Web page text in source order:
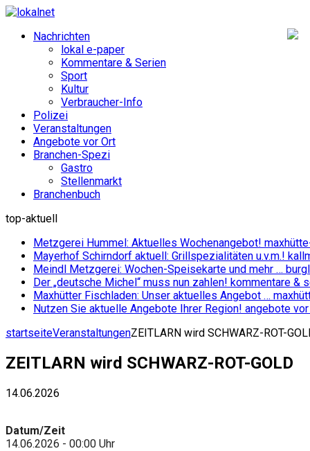
Nachrichten
lokal e-paper
Kommentare & Serien
Sport
Kultur
Verbraucher-Info
Polizei
Veranstaltungen
Angebote vor Ort
Branchen-Spezi
Gastro
Stellenmarkt
Branchenbuch
top-aktuell
Metzgerei Hummel: Aktuelles Wochenangebot!
Mayerhof Schirndorf aktuell: Grillspezialitäten u.v.m.!
Meindl Metzgerei: Wochen-Speisekarte und mehr …
Der „deutsche Michel“ muss nun zahlen! kommentare &
Maxhütter Fischladen: Unser aktuelles Angebot …
Nutzen Sie aktuelle Angebote Ihrer Region! angebote
startseiteVeranstaltungenZEITLARN wird SCHWARZ-ROT-
ZEITLARN wird SCHWARZ-ROT-GOLD
14.06.2026
Datum/Zeit
14.06.2026 - 00:00 Uhr